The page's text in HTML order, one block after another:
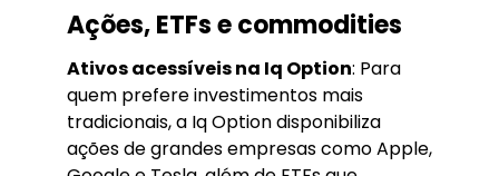
Ações, ETFs e commodities
Ativos acessíveis na Iq Option: Para
quem prefere investimentos mais
tradicionais, a Iq Option disponibiliza
ações de grandes empresas como Apple,